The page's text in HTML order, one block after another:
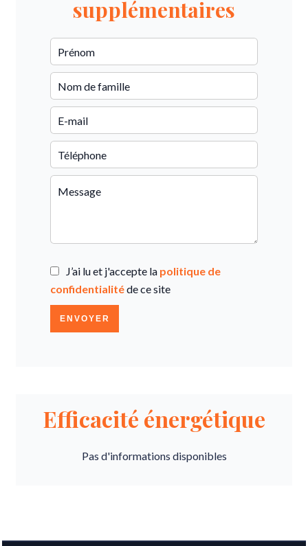
supplémentaires
J’ai lu et j'accepte la politique de
confidentialitéde ce site
ENVOYER
Efficacité énergétique
Pas d'informations disponibles